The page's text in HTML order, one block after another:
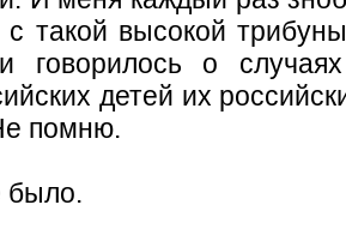
такой высокой
говорилось о
детей их
помню.
было.